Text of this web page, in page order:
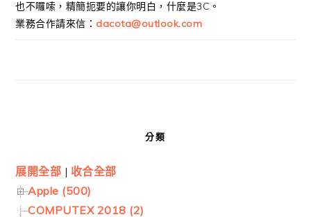
也不囉嗦，精簡扼要的讓你明白，什麼是3C。
業務合作請來信： dacota@outlook.com
分類
展開全部 | 收合全部
Apple (500)
COMPUTEX 2018 (2)